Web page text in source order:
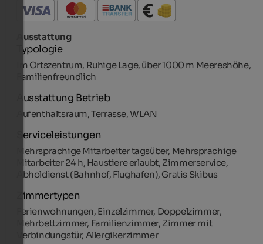
Ausstattung
Typologie
Im Ortszentrum, Ruhige Lage, über 1000 m Meereshöhe,
Familienfreundlich
Ausstattung Betrieb
Aufenthaltsraum, Terrasse, WLAN
Serviceleistungen
Mehrsprachige Mitarbeiter tagsüber, Mehrsprachige
Mitarbeiter 24 h, Haustiere erlaubt, Zimmerservice,
Abholdienst (Bahnhof, Flughafen), Gratis Skibus
Zimmertypen
Ferienwohnungen, Einzelzimmer, Doppelzimmer,
Mehrbettzimmer, Familienzimmer, Zimmer mit
Verbindungstür, Allergikerzimmer